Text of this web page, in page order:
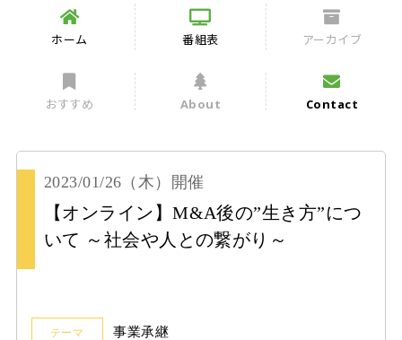
ホーム 番組表 アーカイブ
おすすめ About Contact
2023/01/26 （木） 開催
【オンライン】M&A後の”生き方”につ
いて ～社会や人との繋がり～
テーマ 事業承継